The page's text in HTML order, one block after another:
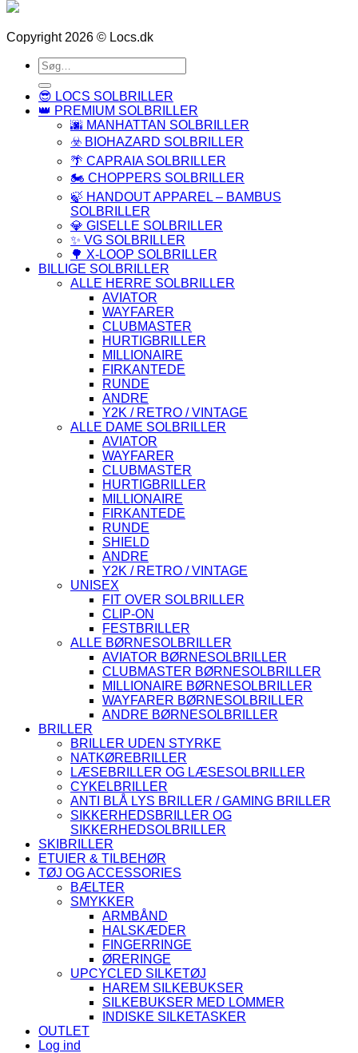
Copyright 2026 © Locs.dk
Søg
efter:
😎 LOCS SOLBRILLER
👑 PREMIUM SOLBRILLER
🌆 MANHATTAN SOLBRILLER
☣️ BIOHAZARD SOLBRILLER
🌴 CAPRAIA SOLBRILLER
🏍️ CHOPPERS SOLBRILLER
🍃 HANDOUT APPAREL – BAMBUS
SOLBRILLER
💎 GISELLE SOLBRILLER
✨ VG SOLBRILLER
🌳 X-LOOP SOLBRILLER
BILLIGE SOLBRILLER
ALLE HERRE SOLBRILLER
AVIATOR
WAYFARER
CLUBMASTER
HURTIGBRILLER
MILLIONAIRE
FIRKANTEDE
RUNDE
ANDRE
Y2K / RETRO / VINTAGE
ALLE DAME SOLBRILLER
AVIATOR
WAYFARER
CLUBMASTER
HURTIGBRILLER
MILLIONAIRE
FIRKANTEDE
RUNDE
SHIELD
ANDRE
Y2K / RETRO / VINTAGE
UNISEX
FIT OVER SOLBRILLER
CLIP-ON
FESTBRILLER
ALLE BØRNESOLBRILLER
AVIATOR BØRNESOLBRILLER
CLUBMASTER BØRNESOLBRILLER
MILLIONAIRE BØRNESOLBRILLER
WAYFARER BØRNESOLBRILLER
ANDRE BØRNESOLBRILLER
BRILLER
BRILLER UDEN STYRKE
NATKØREBRILLER
LÆSEBRILLER OG LÆSESOLBRILLER
CYKELBRILLER
ANTI BLÅ LYS BRILLER / GAMING BRILLER
SIKKERHEDSBRILLER OG
SIKKERHEDSOLBRILLER
SKIBRILLER
ETUIER & TILBEHØR
TØJ OG ACCESSORIES
BÆLTER
SMYKKER
ARMBÅND
HALSKÆDER
FINGERRINGE
ØRERINGE
UPCYCLED SILKETØJ
HAREM SILKEBUKSER
SILKEBUKSER MED LOMMER
INDISKE SILKETASKER
OUTLET
Log ind